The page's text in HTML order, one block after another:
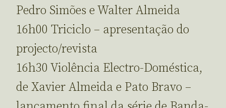
Pedro Simões e Walter Almeida
16h00 Triciclo – apresentação do
projecto/revista
16h30 Violência Electro-Doméstica,
de Xavier Almeida e Pato Bravo –